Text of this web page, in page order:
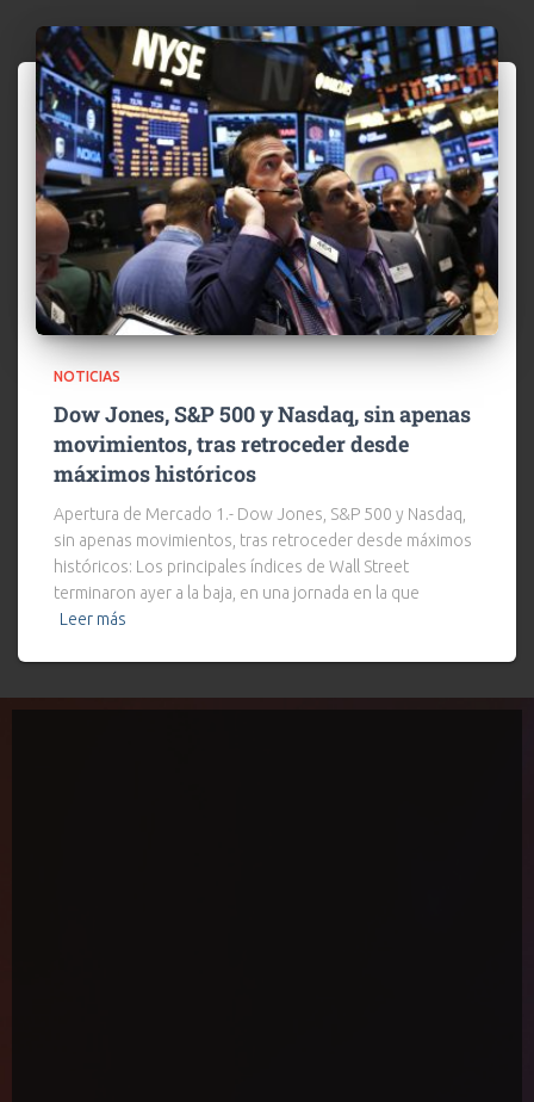
NOTICIAS
Dow Jones, S&P 500 y Nasdaq, sin apenas
movimientos, tras retroceder desde
máximos históricos
Apertura de Mercado​ 1.- Dow Jones, S&P 500 y Nasdaq,
sin apenas movimientos, tras retroceder desde máximos
históricos: Los principales índices de Wall Street
terminaron ayer a la baja, en una jornada en la que
Leer más